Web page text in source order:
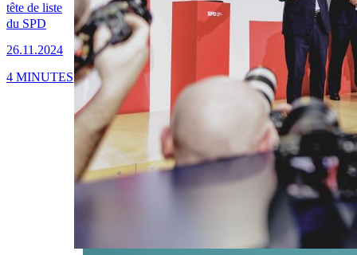
tête de liste
du SPD
26.11.2024
4 MINUTES